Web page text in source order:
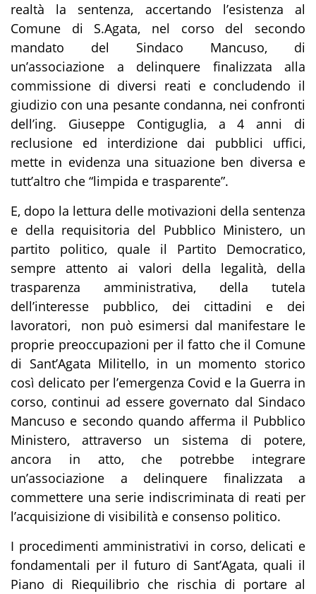
realtà la sentenza, accertando l’esistenza al
Comune di S.Agata, nel corso del secondo
mandato del Sindaco Mancuso, di
un’associazione a delinquere finalizzata alla
commissione di diversi reati e concludendo il
giudizio con una pesante condanna, nei confronti
dell’ing. Giuseppe Contiguglia, a 4 anni di
reclusione ed interdizione dai pubblici uffici,
mette in evidenza una situazione ben diversa e
tutt’altro che “limpida e trasparente”.
E, dopo la lettura delle motivazioni della sentenza
e della requisitoria del Pubblico Ministero, un
partito politico, quale il Partito Democratico,
sempre attento ai valori della legalità, della
trasparenza amministrativa, della tutela
dell’interesse pubblico, dei cittadini e dei
lavoratori, non può esimersi dal manifestare le
proprie preoccupazioni per il fatto che il Comune
di Sant’Agata Militello, in un momento storico
così delicato per l’emergenza Covid e la Guerra in
corso, continui ad essere governato dal Sindaco
Mancuso e secondo quando afferma il Pubblico
Ministero, attraverso un sistema di potere,
ancora in atto, che potrebbe integrare
un’associazione a delinquere finalizzata a
commettere una serie indiscriminata di reati per
l’acquisizione di visibilità e consenso politico.
I procedimenti amministrativi in corso, delicati e
fondamentali per il futuro di Sant’Agata, quali il
Piano di Riequilibrio che rischia di portare al